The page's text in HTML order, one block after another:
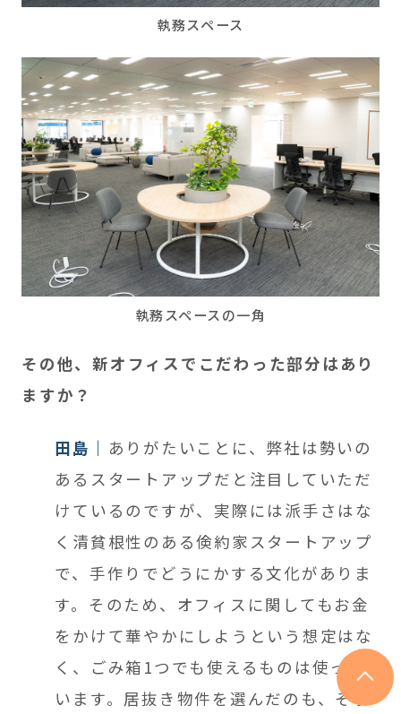
執務スペース
執務スペースの一角
その他、新オフィスでこだわった部分はあり
ますか？
田島
ありがたいことに、弊社は勢いの
あるスタートアップだと注目していただ
けているのですが、実際には派手さはな
く清貧根性のある倹約家スタートアップ
で、手作りでどうにかする文化がありま
す。そのため、オフィスに関してもお金
をかけて華やかにしようという想定はな
く、ごみ箱1つでも使えるものは使って
います。居抜き物件を選んだのも、そう